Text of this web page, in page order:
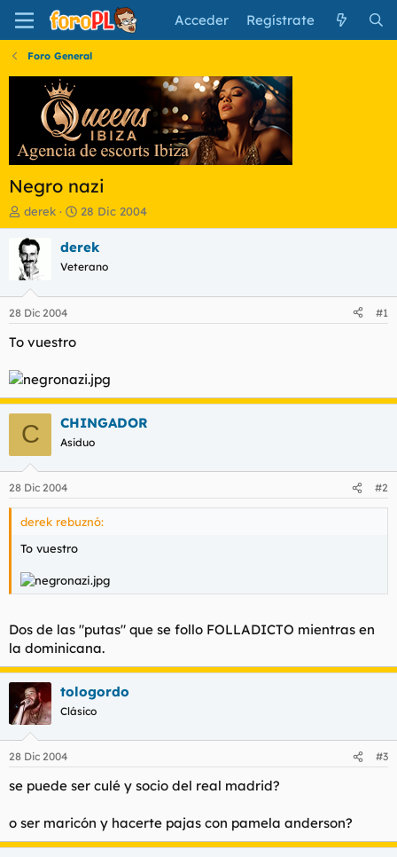
Acceder Regístrate
Foro General
Negro nazi
I
n
i
c
i
a
d
o
l
t
e
m
derek
F
e
c
a
i
i
o
28 Dic 2004
derek
Veterano
28 Dic 2004 #1
To vuestro
C CHINGADOR
Asiduo
28 Dic 2004 #2
derek rebuznó:
To vuestro
Dos de las "putas" que se follo FOLLADICTO mientras en
la dominicana.
tologordo
Clásico
28 Dic 2004 #3
se puede ser culé y socio del real madrid?
o ser maricón y hacerte pajas con pamela anderson?